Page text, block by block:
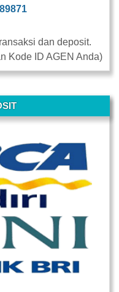
dan deposit.
Kode ID AGEN Anda)